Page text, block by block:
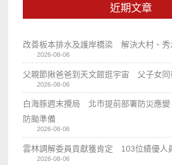
近期文章
改善板本排水及護岸橋梁 解決大村、秀
2026-08-06
父親節揪爸爸到天文館逛宇宙 父子女同
2026-08-06
白海豚週末攪局 北市提前部署防災應
防颱準備
2026-08-06
雲林調解委員貢獻獲肯定 103位績優人
2026-08-06